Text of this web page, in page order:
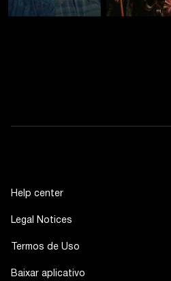
Help center
Legal Notices
Termos de Uso
Baixar aplicativo